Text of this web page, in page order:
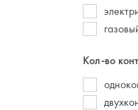
Кол-во